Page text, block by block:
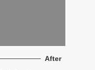
After